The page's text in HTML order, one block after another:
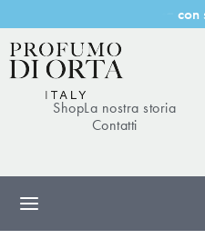
ShopLa nostra storia
Contatti